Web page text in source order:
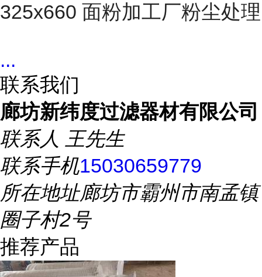
325x660 面粉加工厂粉尘处理
...
联系我们
廊坊新纬度过滤器材有限公司
联系人 王先生
联系手机15030659779
所在地址廊坊市霸州市南孟镇
圈子村2号
推荐产品